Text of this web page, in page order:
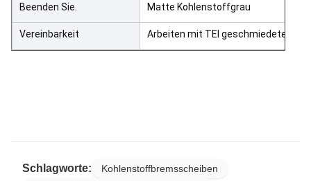
Beenden Sie. Matte Kohlenstoffgrau
Vereinbarkeit Arbeiten mit TEI geschmiedeten
Schlagworte:
Kohlenstoffbremsscheiben